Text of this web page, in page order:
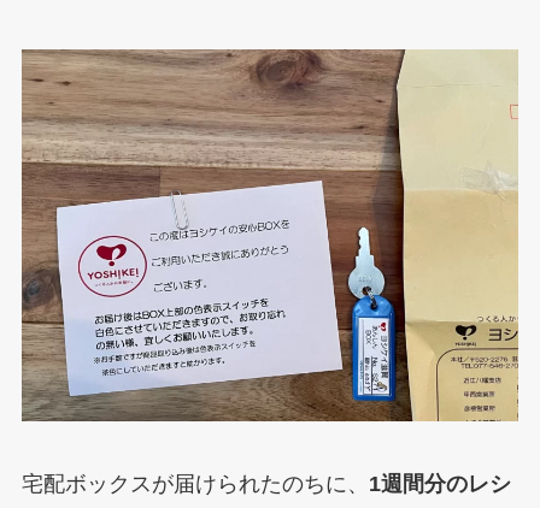
宅配ボックスが届けられたのちに、 1週間分のレシ